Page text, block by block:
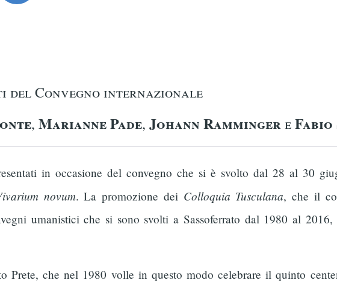
del Convegno internazionale
, Marianne Pade, Johann Rammingere
in occasione del convegno che si è svolto dal 28 al 30
novum. La promozione dei Colloquia Tusculana, che il
umanistici che si sono svolti a Sassoferrato dal 1980 al 2016,
Prete, che nel 1980 volle in questo modo celebrare il quinto